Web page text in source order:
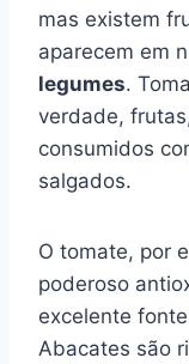
mas existem
aparecem em
legumes.
verdade,
consumidos
salgados.
O tomate, por
poderoso
excelente
Abacates são